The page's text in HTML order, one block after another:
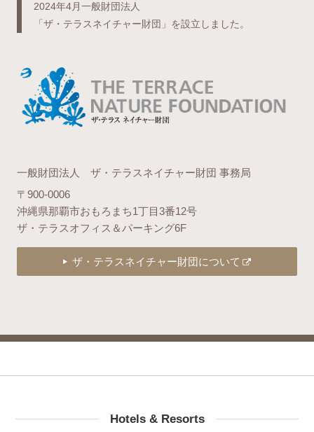
2024年4月一般財団法人
「ザ・テラスネイチャー財団」を設立しました。
一般財団法人 ザ・テラスネイチャー財団 事務局
〒900-0006
沖縄県那覇市おもろまち1丁目3番12号
ザ・テラスオフィス＆パーキング6F
ザ・テラスネイチャー財団について
Hotels & Resorts